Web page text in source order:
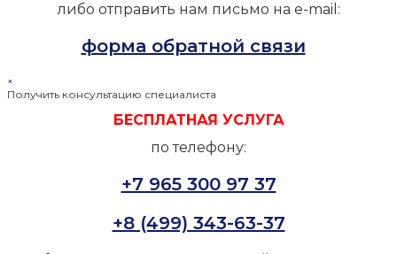
либо отправить нам письмо на e-mail:
форма обратной связи
×
Получить консультацию специалиста
БЕСПЛАТНАЯ УСЛУГА
по телефону:
+7 965 300 97 37
+8 (499) 343-63-37